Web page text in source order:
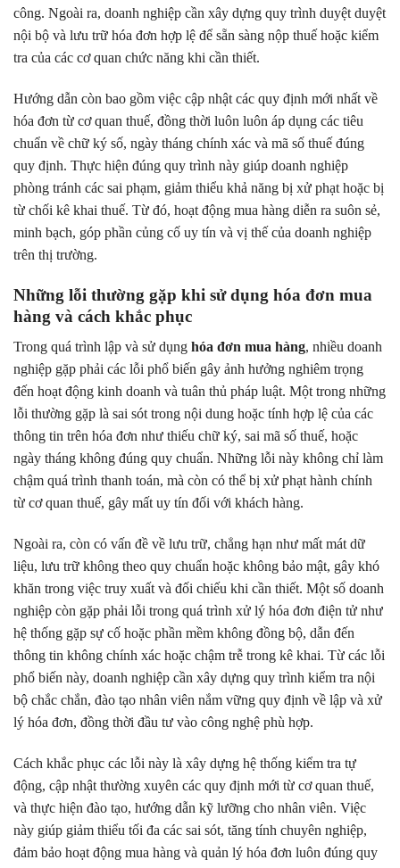
công. Ngoài ra, doanh nghiệp cần xây dựng quy trình duyệt duyệt
nội bộ và lưu trữ hóa đơn hợp lệ để sẵn sàng nộp thuế hoặc kiểm
tra của các cơ quan chức năng khi cần thiết.
Hướng dẫn còn bao gồm việc cập nhật các quy định mới nhất về
hóa đơn từ cơ quan thuế, đồng thời luôn luôn áp dụng các tiêu
chuẩn về chữ ký số, ngày tháng chính xác và mã số thuế đúng
quy định. Thực hiện đúng quy trình này giúp doanh nghiệp
phòng tránh các sai phạm, giảm thiểu khả năng bị xử phạt hoặc bị
từ chối kê khai thuế. Từ đó, hoạt động mua hàng diễn ra suôn sẻ,
minh bạch, góp phần củng cố uy tín và vị thế của doanh nghiệp
trên thị trường.
Những lỗi thường gặp khi sử dụng hóa đơn mua
hàng và cách khắc phục
Trong quá trình lập và sử dụng hóa đơn mua hàng, nhiều doanh
nghiệp gặp phải các lỗi phổ biến gây ảnh hưởng nghiêm trọng
đến hoạt động kinh doanh và tuân thủ pháp luật. Một trong những
lỗi thường gặp là sai sót trong nội dung hoặc tính hợp lệ của các
thông tin trên hóa đơn như thiếu chữ ký, sai mã số thuế, hoặc
ngày tháng không đúng quy chuẩn. Những lỗi này không chỉ làm
chậm quá trình thanh toán, mà còn có thể bị xử phạt hành chính
từ cơ quan thuế, gây mất uy tín đối với khách hàng.
Ngoài ra, còn có vấn đề về lưu trữ, chẳng hạn như mất mát dữ
liệu, lưu trữ không theo quy chuẩn hoặc không bảo mật, gây khó
khăn trong việc truy xuất và đối chiếu khi cần thiết. Một số doanh
nghiệp còn gặp phải lỗi trong quá trình xử lý hóa đơn điện tử như
hệ thống gặp sự cố hoặc phần mềm không đồng bộ, dẫn đến
thông tin không chính xác hoặc chậm trễ trong kê khai. Từ các lỗi
phổ biến này, doanh nghiệp cần xây dựng quy trình kiểm tra nội
bộ chắc chắn, đào tạo nhân viên nắm vững quy định về lập và xử
lý hóa đơn, đồng thời đầu tư vào công nghệ phù hợp.
Cách khắc phục các lỗi này là xây dựng hệ thống kiểm tra tự
động, cập nhật thường xuyên các quy định mới từ cơ quan thuế,
và thực hiện đào tạo, hướng dẫn kỹ lưỡng cho nhân viên. Việc
này giúp giảm thiểu tối đa các sai sót, tăng tính chuyên nghiệp,
đảm bảo hoạt động mua hàng và quản lý hóa đơn luôn đúng quy